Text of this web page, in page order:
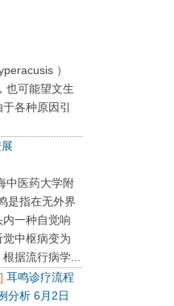
）
也可能望文生
各种原因引
中医药大学附
是指在无外界
一种自觉响
中枢病变为
据流行病学...
耳鸣诊疗流程
分析 6月2日